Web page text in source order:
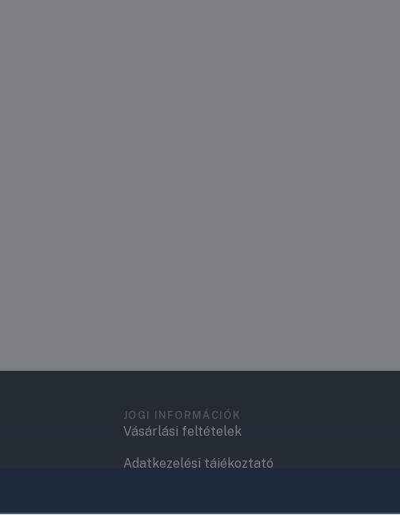
JOGI INFORMÁCIÓK
Vásárlási feltételek
Adatkezelési tájékoztató